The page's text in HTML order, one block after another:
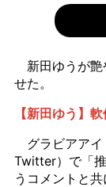
新田ゆうが艶
せた。
【新田ゆう】
グラビアアイ
Twitter）で「
うコメントと共